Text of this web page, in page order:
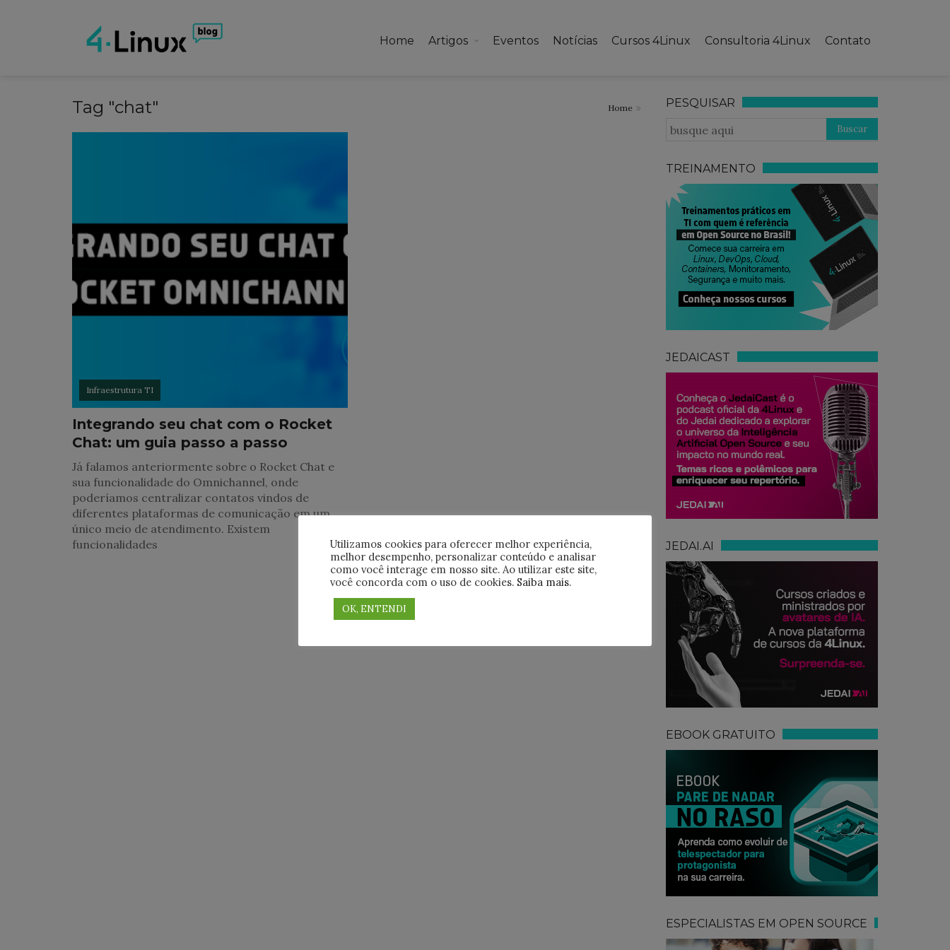
Home Artigos Eventos Notícias Cursos 4Linux Consultoria 4Linux Contato
Tag "chat" Home
Infraestrutura TI
Integrando seu chat com o Rocket
Chat: um guia passo a passo
Já falamos anteriormente sobre o Rocket Chat e
sua funcionalidade do Omnichannel, onde
poderíamos centralizar contatos vindos de
diferentes plataformas de comunicação em um
único meio de atendimento. Existem
funcionalidades
PESQUISAR
TREINAMENTO
JEDAICAST
JEDAI.AI
EBOOK GRATUITO
ESPECIALISTAS EM OPEN SOURCE
Utilizamos cookies para oferecer melhor experiência,
melhor desempenho, personalizar conteúdo e analisar
como você interage em nosso site. Ao utilizar este site,
você concorda com o uso de cookies. Saiba mais.
OK, ENTENDI